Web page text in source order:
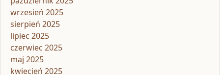
wrzesień 2025
sierpień 2025
lipiec 2025
czerwiec 2025
maj 2025
kwiecień 2025